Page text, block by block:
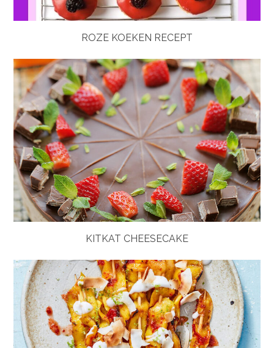
ROZE KOEKEN RECEPT
KITKAT CHEESECAKE